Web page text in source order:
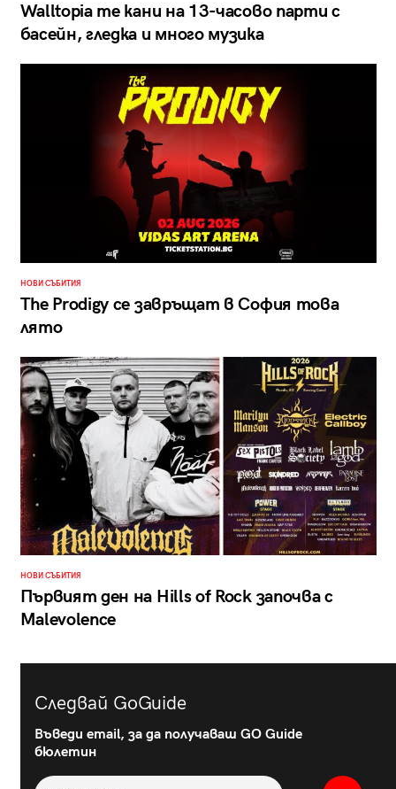
Walltopia те кани на 13-часово парти с
басейн, гледка и много музика
НОВИ СЪБИТИЯ
The Prodigy се завръщат в София това
лято
НОВИ СЪБИТИЯ
Първият ден на Hills of Rock започва с
Malevolence
Следвай GoGuide
Въведи email, за да получаваш GO Guide
бюлетин